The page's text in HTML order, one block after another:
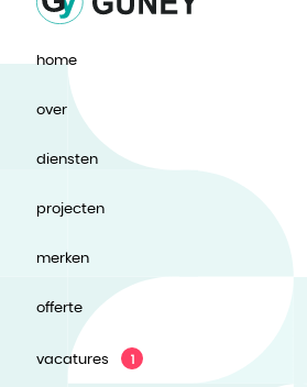
home
over
diensten
projecten
merken
offerte
vacatures 1